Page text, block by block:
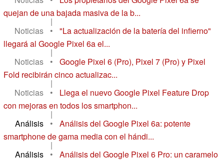
quejan de una bajada masiva de la b...
|
Noticias
•
"La actualización de la batería del infierno"
llegará al Google Pixel 6a el...
|
Noticias
•
Google Pixel 6 (Pro), Pixel 7 (Pro) y Pixel
Fold recibirán cinco actualizac...
|
Noticias
•
Llega el nuevo Google Pixel Feature Drop
con mejoras en todos los smartphon...
|
Análisis
•
Análisis del Google Pixel 6a: potente
smartphone de gama media con el hándi...
|
Análisis
•
Análisis del Google Pixel 6 Pro: un caramelo